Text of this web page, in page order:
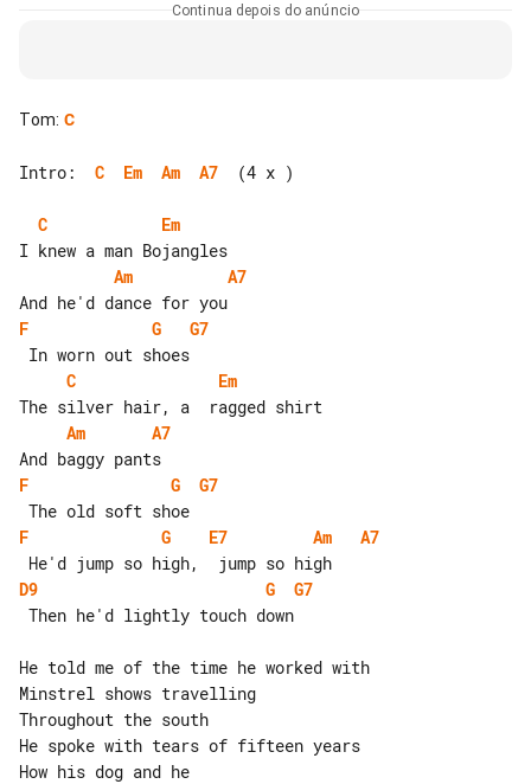
Continua depois do anúncio
Tom: C
Intro: C Em Am A7
  (4 x )
C
Em
Am
A7
F
G
G7
C
Em
Am
A7
F
G
G7
F
G E7 Am
A7
D9
G
G7
He told me of the time he worked with
Minstrel shows travelling
Throughout the south
He spoke with tears of fifteen years
How his dog and he